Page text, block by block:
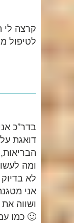
קרצה לי
לטיפול
בדר”כ
דואגת
הבריאות,
ומה
לא
אני
ושווה את
🙂 כמו